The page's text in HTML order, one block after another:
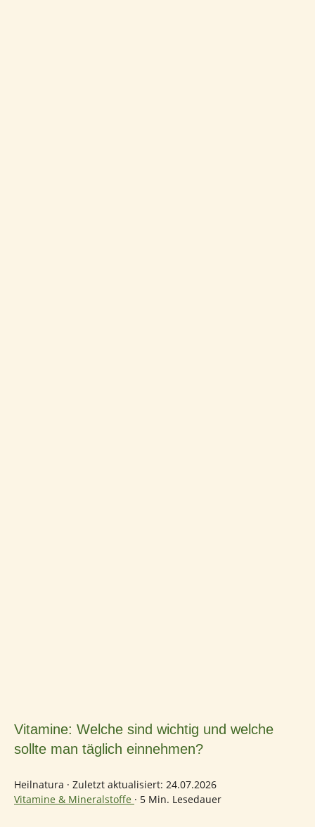
Vitamine: Welche sind wichtig und welche
sollte man täglich einnehmen?
Heilnatura · Zuletzt aktualisiert: 24.07.2026
Vitamine & Mineralstoffe · 5 Min. Lesedauer